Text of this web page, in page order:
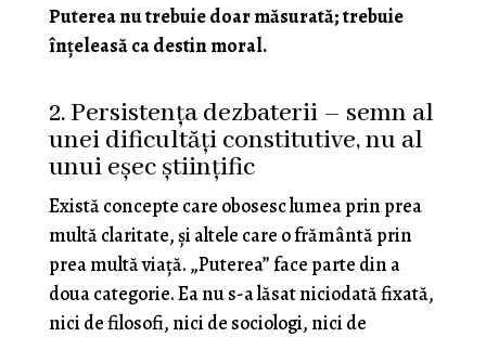
Puterea nu trebuie doar măsurată; trebuie
înțeleasă ca destin moral.
2. Persistența dezbaterii – semn al
unei dificultăți constitutive, nu al
unui eșec științific
Există concepte care obosesc lumea prin prea
multă claritate, și altele care o frământă prin
prea multă viață. „Puterea” face parte din a
doua categorie. Ea nu s-a lăsat niciodată fixată,
nici de filosofi, nici de sociologi, nici de